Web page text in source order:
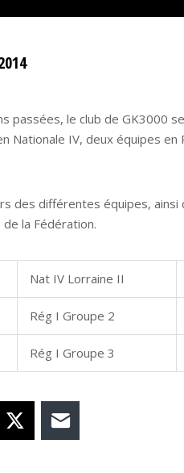
passées, le club de GK3000
Nationale IV, deux équipes
des différentes équipes,
la Fédération.
Nat IV Lorraine II
Rég I Groupe 2
Rég I Groupe 3